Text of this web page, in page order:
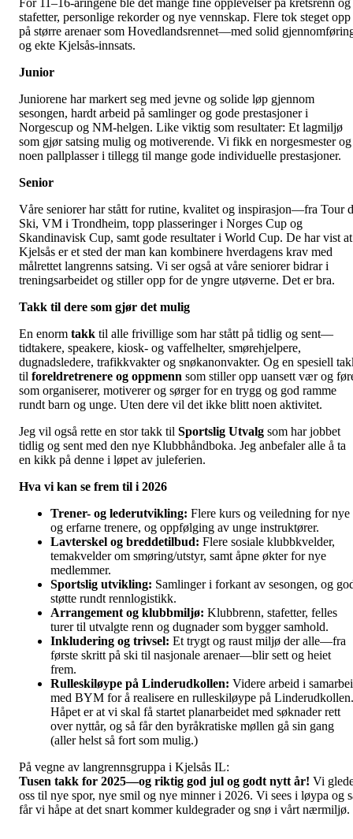
stafetter, personlige rekorder og nye vennskap. Flere tok steget opp
på større arenaer som Hovedlandsrennet—med solid
og ekte Kjelsås-innsats.
Junior
Juniorene har markert seg med jevne og solide løp gjennom
sesongen, hardt arbeid på samlinger og gode prestasjoner i
Norgescup og NM-helgen. Like viktig som resultater: Et lagmiljø
som gjør satsing mulig og motiverende. Vi fikk en norgesmester og
noen pallplasser i tillegg til mange gode individuelle prestasjoner.
Senior
Våre seniorer har stått for rutine, kvalitet og inspirasjon—fra Tour
Ski, VM i Trondheim, topp plasseringer i Norges Cup og
Skandinavisk Cup, samt gode resultater i World Cup. De har vist at
Kjelsås er et sted der man kan kombinere hverdagens krav med
målrettet langrenns satsing. Vi ser også at våre seniorer bidrar i
treningsarbeidet og stiller opp for de yngre utøverne. Det er bra.
Takk til dere som gjør det mulig
En enorm takk til alle frivillige som har stått på tidlig og sent—
tidtakere, speakere, kiosk- og vaffelhelter, smørehjelpere,
dugnadsledere, trafikkvakter og snøkanonvakter. Og en spesiell
til foreldretrenere og oppmenn som stiller opp uansett vær og
som organiserer, motiverer og sørger for en trygg og god ramme
rundt barn og unge. Uten dere vil det ikke blitt noen aktivitet.
Jeg vil også rette en stor takk til Sportslig Utvalg som har jobbet
tidlig og sent med den nye Klubbhåndboka. Jeg anbefaler alle å ta
en kikk på denne i løpet av juleferien.
Hva vi kan se frem til i 2026
Trener- og lederutvikling: Flere kurs og veiledning for nye
og erfarne trenere, og oppfølging av unge instruktører.
Lavterskel og breddetilbud: Flere sosiale klubbkvelder,
temakvelder om smøring/utstyr, samt åpne økter for nye
medlemmer.
Sportslig utvikling: Samlinger i forkant av sesongen, og
støtte rundt rennlogistikk.
Arrangement og klubbmiljø: Klubbrenn, stafetter, felles
turer til utvalgte renn og dugnader som bygger samhold.
Inkludering og trivsel: Et trygt og raust miljø der alle—fra
første skritt på ski til nasjonale arenaer—blir sett og heiet
frem.
Rulleskiløype på Linderudkollen: Videre arbeid i
med BYM for å realisere en rulleskiløype på Linderudkollen.
Håpet er at vi skal få startet planarbeidet med søknader rett
over nyttår, og så får den byråkratiske møllen gå sin gang
(aller helst så fort som mulig.)
På vegne av langrennsgruppa i Kjelsås IL:
Tusen takk for 2025—og riktig god jul og godt nytt år! Vi
oss til nye spor, nye smil og nye minner i 2026. Vi sees i løypa og
får vi håpe at det snart kommer kuldegrader og snø i vårt nærmiljø.